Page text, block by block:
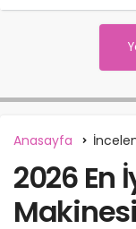
Anasayfa
2026 En